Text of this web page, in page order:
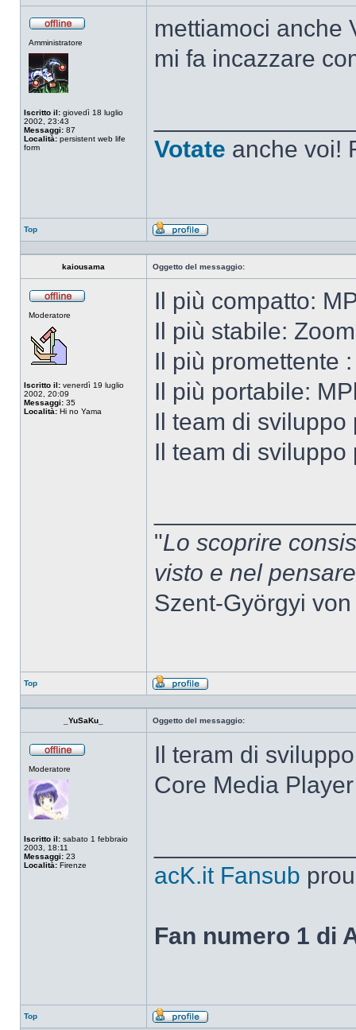
Amministratore
Iscritto il: giovedì 18 luglio
2002, 23:43
Messaggi: 87
Località: persistent web life
form
mettiamoci anche
mi fa incazzare
Votate anche voi!
Top
Profilo
kaiousama Oggetto del messaggio:
Moderatore
Iscritto il: venerdì 19 luglio
2002, 20:09
Messaggi: 35
Località: Hi no Yama
Il più compatto:
Il più stabile:
Il più promettente
Il più portabile:
Il team di
Il team di
"Lo scoprire
visto e nel
Szent-Györgyi
Top
Profilo
_YuSaKu_ Oggetto del messaggio:
Moderatore
Iscritto il: sabato 1 febbraio
2003, 18:11
Messaggi: 23
Località: Firenze
Il teram di
Core Media Player
acK.it Fansub
Fan numero 1 di
Top
Profilo